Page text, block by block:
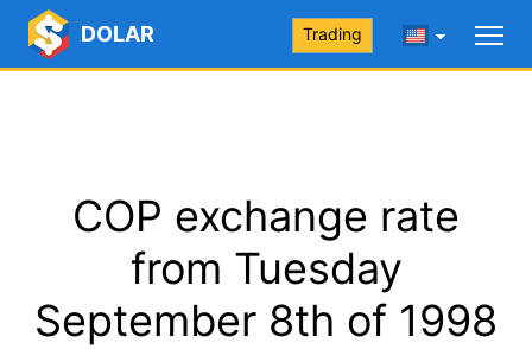
DOLAR Trading
COP exchange rate
from Tuesday
September 8th of 1998